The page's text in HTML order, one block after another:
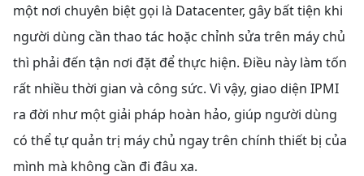
một nơi chuyên biệt gọi là Datacenter, gây bất tiện khi
người dùng cần thao tác hoặc chỉnh sửa trên máy chủ
thì phải đến tận nơi đặt để thực hiện. Điều này làm tốn
rất nhiều thời gian và công sức. Vì vậy, giao diện IPMI
ra đời như một giải pháp hoàn hảo, giúp người dùng
có thể tự quản trị máy chủ ngay trên chính thiết bị của
mình mà không cần đi đâu xa.